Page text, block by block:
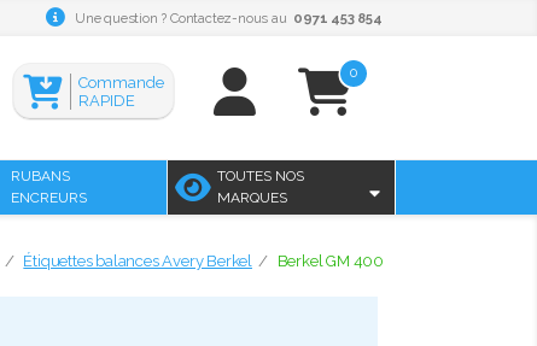
Une question ? Contactez-nous au 0971 453 854
0
Commande
RAPIDE
RUBANS
ENCREURS
TOUTES NOS
MARQUES
Étiquettes balances Avery Berkel Berkel GM 400